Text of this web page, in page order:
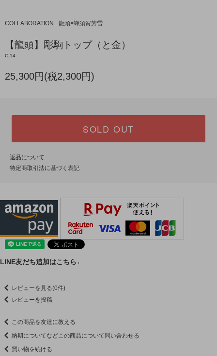
COLLABORATION 龍頭×蜂須賀芳雪
【龍頭】彫駒トップ（と金）
C-14
25,300円(税2,300円)
SOLD OUT
返品について
特定商取引法に基づく表記
LINE友だち追加はこちら←
レビューを見る(0件)
レビューを投稿
この商品を友達に教える
納期についてなどこの商品について問い合わせる
買い物を続ける